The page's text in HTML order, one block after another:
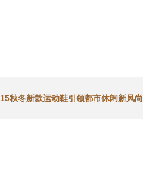
秋冬新款运动鞋引领都市休闲新风尚